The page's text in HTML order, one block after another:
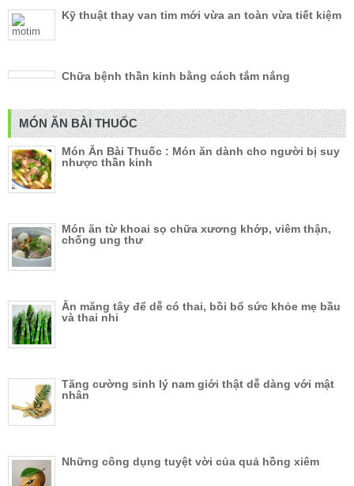
Kỹ thuật thay van tim mới vừa an toàn vừa tiết kiệm
Chữa bệnh thần kinh bằng cách tắm nắng
MÓN ĂN BÀI THUỐC
Món Ăn Bài Thuốc : Món ăn dành cho người bị suy
nhược thần kinh
Món ăn từ khoai sọ chữa xương khớp, viêm thận,
chống ung thư
Ăn măng tây để dễ có thai, bồi bổ sức khỏe mẹ bầu
và thai nhi
Tăng cường sinh lý nam giới thật dễ dàng với mật
nhân
Những công dụng tuyệt vời của quả hồng xiêm